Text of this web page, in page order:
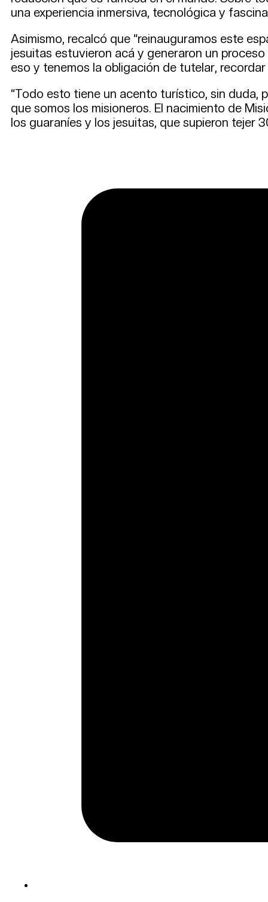
una experiencia inmersiva, tecnológica y
Asimismo, recalcó que “reinauguramos este
jesuitas estuvieron acá y generaron un
eso y tenemos la obligación de tutelar,
“Todo esto tiene un acento turístico, sin duda,
que somos los misioneros. El nacimiento de
los guaraníes y los jesuitas, que supieron tejer